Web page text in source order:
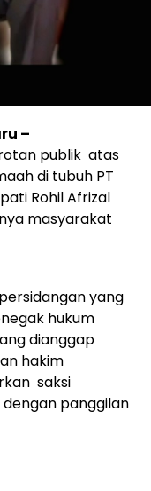
–
publik atas
di tubuh PT
Rohil Afrizal
masyarakat
yang
hukum
dianggap
hakim
saksi
panggilan